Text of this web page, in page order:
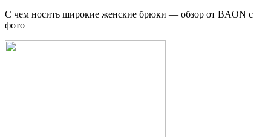
С чем носить широкие женские брюки — обзор от BAON с
фото